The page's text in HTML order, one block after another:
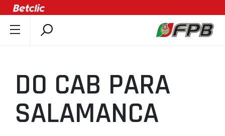
COMPETIÇÕES
ASSOCIAÇÕES
DO CAB PARA
SALAMANCA